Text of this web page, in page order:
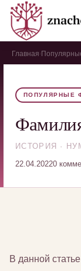
Главная
ПОПУЛЯРНЫЕ
ИСТОРИЯ ·
22.04.20220
В данной